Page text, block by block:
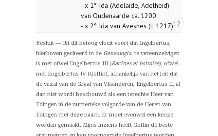
- x 1° Ida (Adelaïde, Adelheid)
van Oudenaarde ca. 1200
- x 2° Ida van Avesnes († 1217)12
Besluit — Uit dit betoog vloeit voort dat Ingelbertus,
hierboven geciteerd in de Genealogia, te vereenzelvigen
is met ofwel Engelbertus III (Racines et hsitoire), ofwel
met Engelbertus IV (Goffin), afhankelijk van het feit dat
de vazal van de Graaf van Vlaanderen, Engelbertus II, al
dan niet wordt beschouwd als een terechte Heer van
Edingen in de numerieke volgorde van de Heren van
Edingen met deze naam. Er moet evenwel een keuze
worden gemaakt. Mijns inziens heeft Goffin de beste